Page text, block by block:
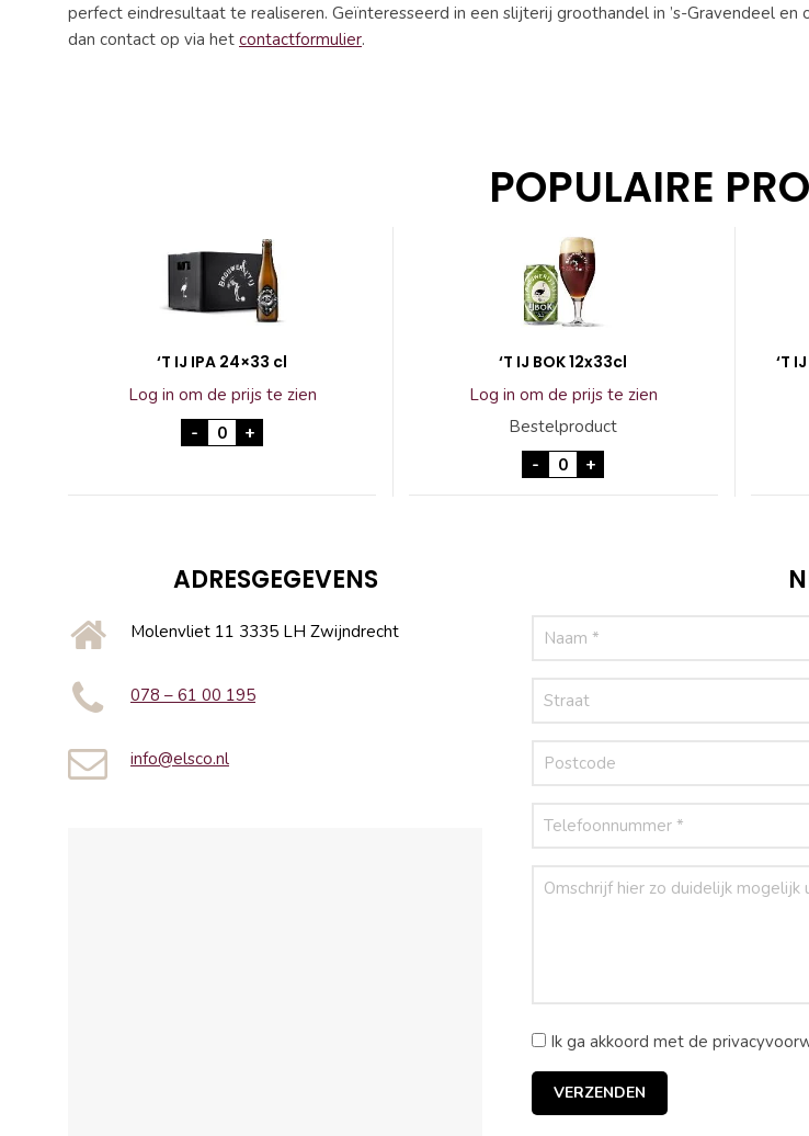
perfect eindresultaat te realiseren. Geïnteresseerd in een slijterij groothandel in ’s-Gravendeel en
dan contact op via het contactformulier.
POPULAIRE
‘T IJ IPA 24×33 cl
Log in om de prijs te zien
- 'T IJ IPA 24x33 cl aantal
+
‘T IJ BOK 12x33cl
Log in om de prijs te zien
Bestelproduct
- 'T IJ BOK 12x33cl aantal
+
‘T
ADRESGEGEVENS
Molenvliet 11 3335 LH Zwijndrecht
078 – 61 00 195
info@elsco.nl
Ik ga akkoord met de